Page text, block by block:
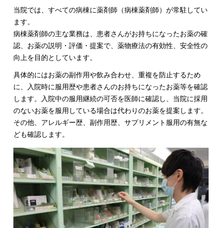
当院では、すべての病棟に薬剤師（病棟薬剤師）が常駐してい
ます。
病棟薬剤師の主な業務は、患者さんがお持ちになったお薬の確
認、お薬の説明・評価・提案で、薬物療法の有効性、安全性の
向上を目的としています。
具体的にはお薬の副作用や飲み合わせ、重複を防止するため
に、入院時に服用歴や患者さんのお持ちになったお薬等を確認
します。入院中の服用継続の可否を医師に確認し、当院に採用
のないお薬を服用している場合は代わりのお薬を提案します。
その他、アレルギー歴、副作用歴、サプリメント服用の有無な
ども確認します。